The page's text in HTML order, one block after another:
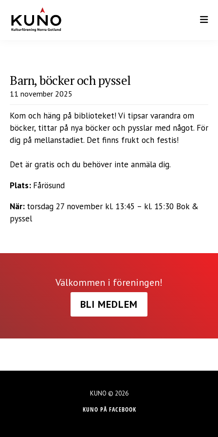
till
Barn, böcker och pyssel
11 november 2025
Kom och häng på biblioteket! Vi tipsar varandra om
böcker, tittar på nya böcker och pysslar med något. För
dig på mellanstadiet. Det finns frukt och festis!
Det är gratis och du behöver inte anmäla dig.
Plats: Fårösund
När: torsdag 27 november kl. 13:45 – kl. 15:30 Bok &
pyssel
Välkommen i föreningen!
BLI MEDLEM
KUNO © 2026
KUNO PÅ FACEBOOK